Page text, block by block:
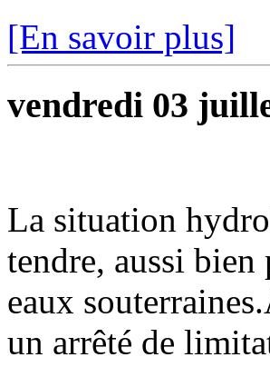
[En savoir plus]
vendredi 03
La situation
tendre, aussi
eaux
un arrêté de